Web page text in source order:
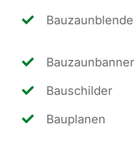
Bau­zaun­ban­ner
Bau­schil­der
Bau­pla­nen